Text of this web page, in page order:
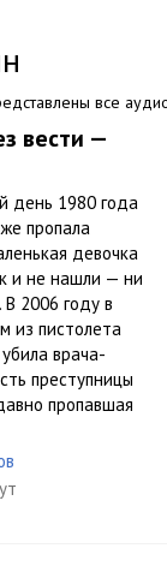
все
вести —
день 1980 года
пропала
девочка
и не нашли — ни
2006 году в
из пистолета
врача-
преступницы
пропавшая